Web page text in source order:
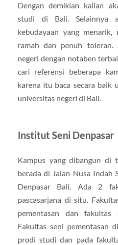
Dengan demikian kalian
studi di Bali. Selainnya
kebudayaan yang
ramah dan penuh toleran.
negeri dengan notaben
cari referensi beberapa
karena itu baca secara baik
universitas negeri di Bali.
Institut Seni Denpasar
Kampus yang dibangun di
berada di Jalan Nusa Indah
Denpasar Bali. Ada 2
pascasarjana di situ.
pementasan dan
Fakultas seni pementasan
prodi studi dan pada